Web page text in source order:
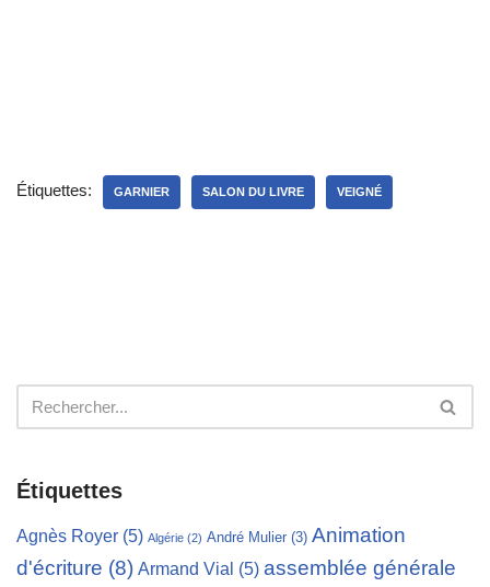
Étiquettes: GARNIER SALON DU LIVRE VEIGNÉ
Étiquettes
Agnès Royer (5) Algérie (2) André Mulier (3) Animation
d'écriture (8) Armand Vial (5) assemblée générale